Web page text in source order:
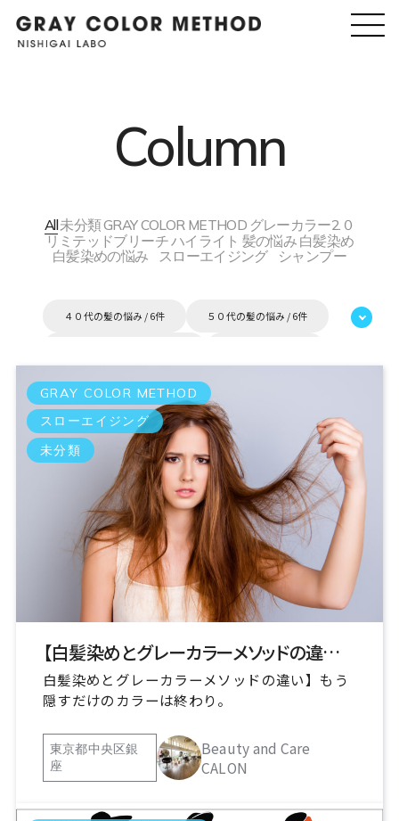
Column
All未分類GRAY COLOR METHOD グレーカラー2.０
リミテッドブリーチハイライト 髪の悩み 白髪染め
白髪染めの悩み
スローエイジング シャンプー
４０代の髪の悩み / 6件 ５０代の髪の悩み / 6件
カラーリング / 27件 カラーリングハイライト / 3件
グレーカラー2.0 / 43件 グレーカラー3.0 / 2件
グレイヘア / 1件 シャンプー / 1件 タグ / 1件
ちらほら白髪が / 18件 ハイライト / 11件
パサつきが気になる / 6件 ブリーチ / 3件
予防美容 / 1件 大人ボリュームダウン / 1件
白髪染め / 85件 頭皮ケア / 1件
頭皮の痒み / 10件 黒染め / 17件
黒染め治し / 21件
GRAY COLOR METHOD
スローエイジング
未分類
【白髪染めとグレーカラーメソッドの違い】もう隠すだけのカラーは終わり。
白髪染めとグレーカラーメソッドの違い】もう
隠すだけのカラーは終わり。
東京都中央区銀
座
Beauty and Care
CALON